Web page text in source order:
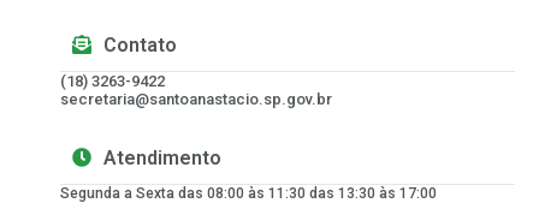
Contato
(18) 3263-9422
secretaria@santoanastacio.sp.gov.br
Atendimento
Segunda a Sexta das 08:00 às 11:30 das 13:30 às 17:00